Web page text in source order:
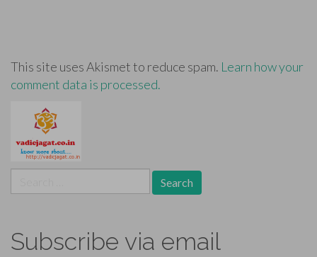
This site uses Akismet to reduce spam. Learn how your
comment data is processed.
for:
Subscribe via email